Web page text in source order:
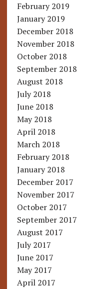
February 2019
January 2019
December 2018
November 2018
October 2018
September 2018
August 2018
July 2018
June 2018
May 2018
April 2018
March 2018
February 2018
January 2018
December 2017
November 2017
October 2017
September 2017
August 2017
July 2017
June 2017
May 2017
April 2017